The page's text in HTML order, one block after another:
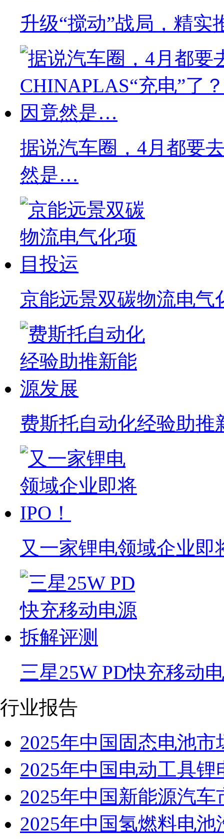
升级“搅动”战局，精实
据说汽车圈，4月都要
然是…
京能远景双碳物流电气
费斯托自动化经验助推
又一家锂电领域企业即
三星25W PD快充移动
行业报告
2025年中国固态电池
2025年中国电动工具
2025年中国新能源汽
2025年中国氢燃料电